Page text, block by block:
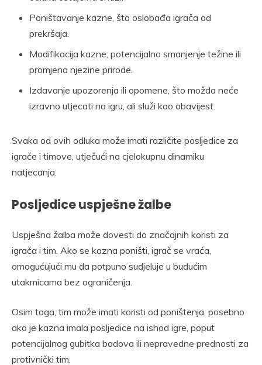
Poništavanje kazne, što oslobađa igrača od
prekršaja.
Modifikacija kazne, potencijalno smanjenje težine ili
promjena njezine prirode.
Izdavanje upozorenja ili opomene, što možda neće
izravno utjecati na igru, ali služi kao obavijest.
Svaka od ovih odluka može imati različite posljedice za
igrače i timove, utječući na cjelokupnu dinamiku
natjecanja.
Posljedice uspješne žalbe
Uspješna žalba može dovesti do značajnih koristi za
igrača i tim. Ako se kazna poništi, igrač se vraća,
omogućujući mu da potpuno sudjeluje u budućim
utakmicama bez ograničenja.
Osim toga, tim može imati koristi od poništenja, posebno
ako je kazna imala posljedice na ishod igre, poput
potencijalnog gubitka bodova ili nepravedne prednosti za
protivnički tim.